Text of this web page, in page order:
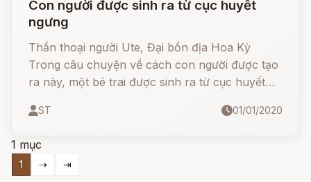
Con người được sinh ra từ cục huyết
ngưng
Thần thoại người Ute, Đại bồn địa Hoa Kỳ
Trong câu chuyện về cách con người được tạo
ra này, một bé trai được sinh ra từ cục huyết
của con vật hùng mạnh này.
ST 01/01/2020
1 mục
1 ⇢ ⇥